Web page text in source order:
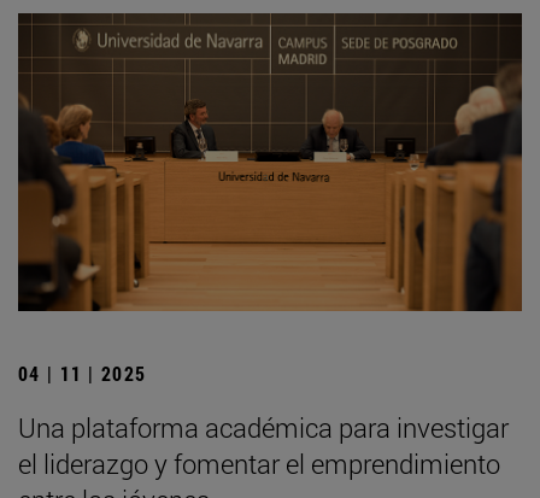
04 | 11 | 2025
Una plataforma académica para investigar
el liderazgo y fomentar el emprendimiento